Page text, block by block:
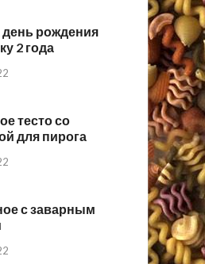
день рождения
2 года
тесто со
для пирога
с заварным